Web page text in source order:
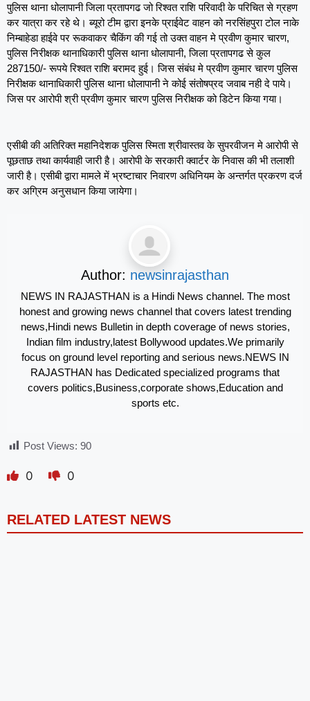
पुलिस थाना धोलापानी जिला प्रतापगढ जो रिश्वत राशि परिवादी के परिचित से ग्रहण
कर यात्रा कर रहे थे। ब्यूरो टीम द्वारा इनके प्राईवेट वाहन को नरसिंहपुरा टोल नाके
निम्बाहेडा हाईवे पर रूकवाकर चैकिंग की गई तो उक्त वाहन मे प्रवीण कुमार चारण,
पुलिस निरीक्षक थानाधिकारी पुलिस थाना धोलापानी, जिला प्रतापगढ से कुल
287150/- रूपये रिश्वत राशि बरामद हुई। जिस संबंध मे प्रवीण कुमार चारण पुलिस
निरीक्षक थानाधिकारी पुलिस थाना धोलापानी ने कोई संतोषप्रद जवाब नही दे पाये।
जिस पर आरोपी श्री प्रवीण कुमार चारण पुलिस निरीक्षक को डिटेन किया गया।
एसीबी की अतिरिक्त महानिदेशक पुलिस स्मिता श्रीवास्तव के सुपरवीजन मे आरोपी से
पूछताछ तथा कार्यवाही जारी है। आरोपी के सरकारी क्वार्टर के निवास की भी तलाशी
जारी है। एसीबी द्वारा मामले में भ्रष्टाचार निवारण अधिनियम के अन्तर्गत प्रकरण दर्ज
कर अग्रिम अनुसधान किया जायेगा।
Author: newsinrajasthan
NEWS IN RAJASTHAN is a Hindi News channel. The most
honest and growing news channel that covers latest trending
news,Hindi news Bulletin in depth coverage of news stories,
Indian film industry,latest Bollywood updates.We primarily
focus on ground level reporting and serious news.NEWS IN
RAJASTHAN has Dedicated specialized programs that
covers politics,Business,corporate shows,Education and
sports etc.
Post Views: 90
0 0
RELATED LATEST NEWS